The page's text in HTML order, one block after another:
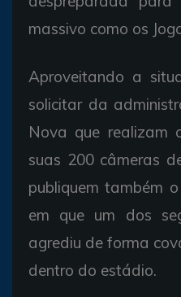
massivo como os
Aproveitando a
solicitar da
Nova que realizam
suas 200 câmeras
publiquem também
em que um dos
agrediu de forma
dentro do estádio.